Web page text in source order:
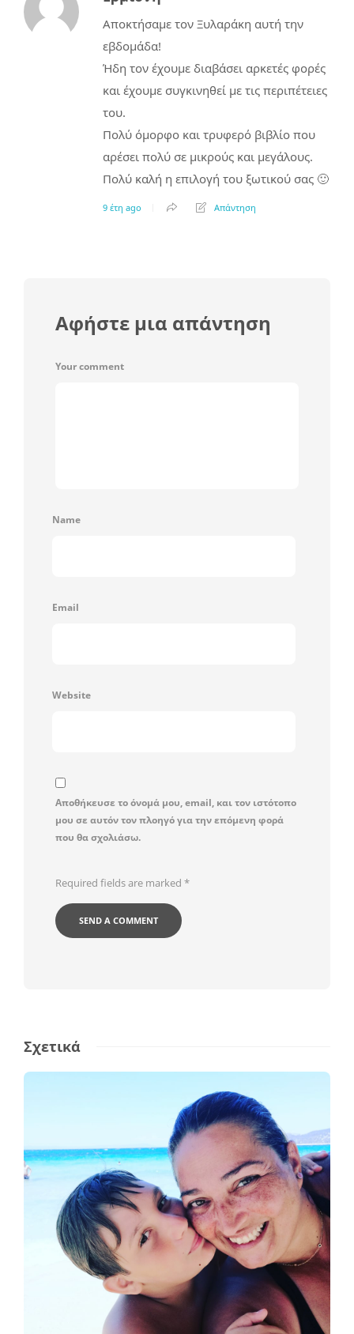
Αποκτήσαμε τον Ξυλαράκη αυτή την
εβδομάδα!
Ήδη τον έχουμε διαβάσει αρκετές φορές
και έχουμε συγκινηθεί με τις περιπέτειες
του.
Πολύ όμορφο και τρυφερό βιβλίο που
αρέσει πολύ σε μικρούς και μεγάλους.
Πολύ καλή η επιλογή του ξωτικού σας 🙂
9 έτη ago Απάντηση
Αφήστε μια απάντηση
Your comment
Name
Email
Website
Αποθήκευσε το όνομά μου, email, και τον ιστότοπο
μου σε αυτόν τον πλοηγό για την επόμενη φορά
που θα σχολιάσω.
Required fields are marked *
Σχετικά